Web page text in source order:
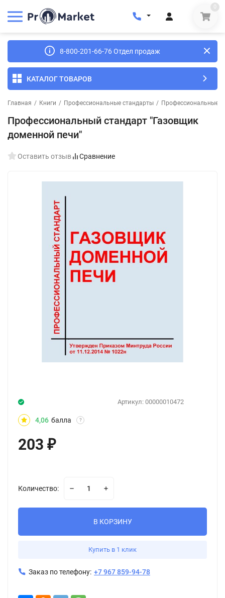
0
8-800-201-66-76 Отдел продаж
КАТАЛОГ ТОВАРОВ
Главная / Книги / Профессиональные стандарты / Профессиональные
Профессиональный стандарт "Газовщик
доменной печи"
Оставить отзыв Сравнение
Артикул: 00000010472
4,06 балла ?
203 ₽
Количество:
В КОРЗИНУ
Купить в 1 клик
Заказ по телефону: +7 967 859-94-78